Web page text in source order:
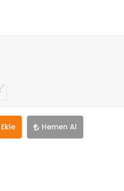
Hemen Al